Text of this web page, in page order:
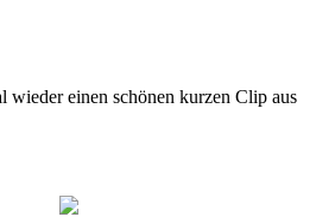
wieder einen schönen kurzen Clip aus